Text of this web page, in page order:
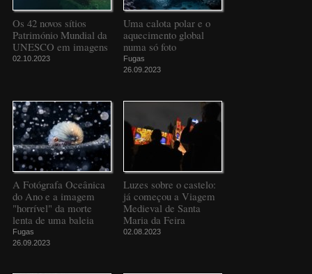
Os 42 novos sítios
Património Mundial da
UNESCO em imagens
02.10.2023
Uma calota polar e o
aquecimento global
numa só foto
Fugas
26.09.2023
A Fotógrafa Oceânica
do Ano e a imagem
"horrível" da morte
lenta de uma baleia
Fugas
26.09.2023
Luzes sobre o castelo:
já começou a Viagem
Medieval de Santa
Maria da Feira
02.08.2023